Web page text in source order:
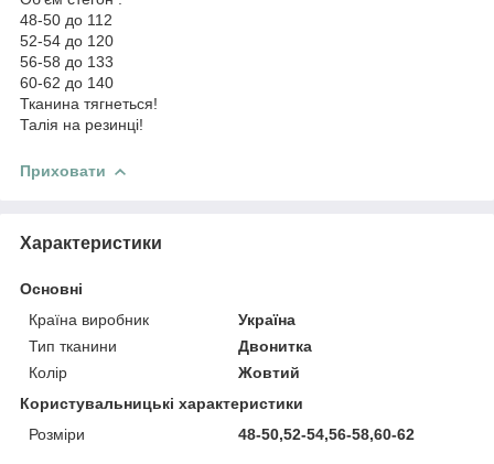
48-50 до 112
52-54 до 120
56-58 до 133
60-62 до 140
Тканина тягнеться!
Талія на резинці!
Приховати
Характеристики
Основні
Країна виробник
Україна
Тип тканини
Двонитка
Колір
Жовтий
Користувальницькі характеристики
Розміри
48-50,52-54,56-58,60-62